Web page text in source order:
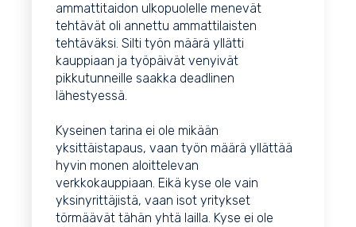
ammattitaidon ulkopuolelle menevät
tehtävät oli annettu ammattilaisten
tehtäväksi. Silti työn määrä yllätti
kauppiaan ja työpäivät venyivät
pikkutunneille saakka deadlinen
lähestyessä.
Kyseinen tarina ei ole mikään
yksittäistapaus, vaan työn määrä yllättää
hyvin monen aloittelevan
verkkokauppiaan. Eikä kyse ole vain
yksinyrittäjistä, vaan isot yritykset
törmäävät tähän yhtä lailla. Kyse ei ole